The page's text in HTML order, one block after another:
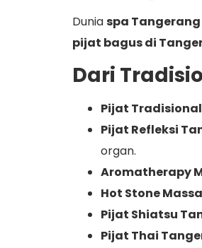
Duniaspa Tangerang
pijat bagus di
Dari
Pijat
Pijat Refleksi
organ.
Aromatherapy
Hot Stone
Pijat Shiatsu
Pijat Thai